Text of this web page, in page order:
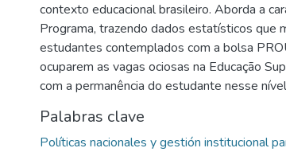
contexto educacional brasileiro. Aborda a
Programa, trazendo dados estatísticos que
estudantes contemplados com a bolsa
ocuparem as vagas ociosas na Educação
com a permanência do estudante nesse
Palabras clave
Políticas nacionales y gestión institucional